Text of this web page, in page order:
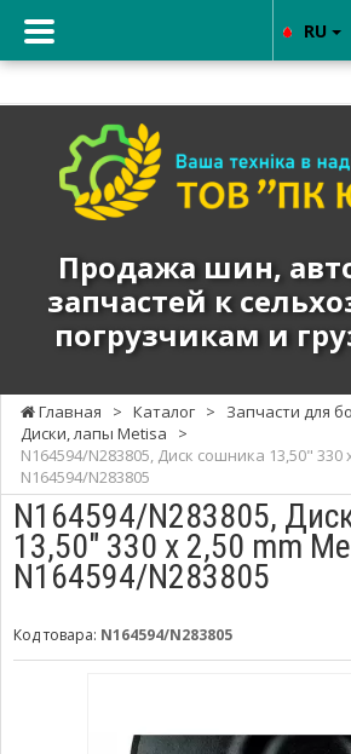
ЮНИОН"
автокамер
запчастей
к
сельхозтехнике,
погрузчикам
грузовикам.
Продажа шин,
запчастей к
погрузчикам и
RU
Главная > Каталог > Запчасти для
Диски, лапы Metisa
>
N164594/N283805, Диск сошника 13,50" 330
N164594/N283805
N164594/N283805,
13,50" 330 х 2,50 mm
N164594/N283805
Код товара: N164594/N283805